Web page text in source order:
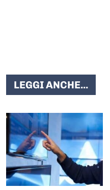
LEGGI ANCHE...